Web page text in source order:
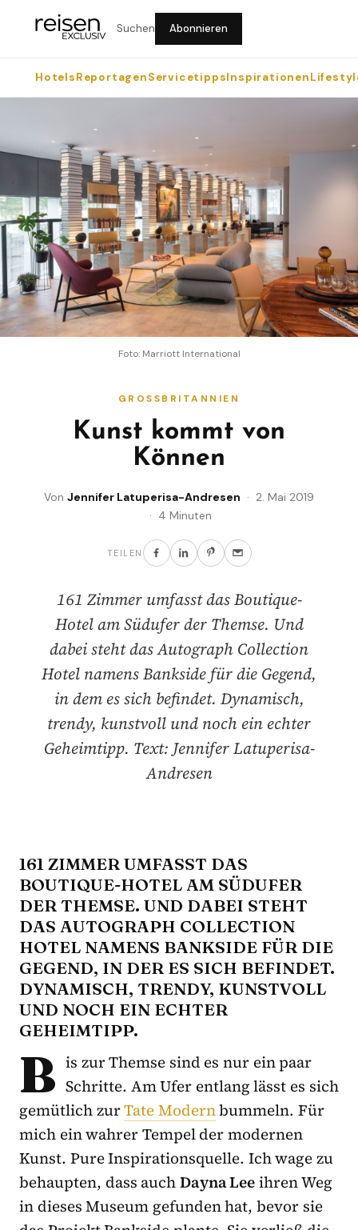
Suchen Abonnieren
HotelsReportagenServicetippsInspirationen
Foto: Marriott International
GROSSBRITANNIEN
Kunst kommt von
Können
Von Jennifer Latuperisa-Andresen · 2. Mai 2019
· 4 Minuten
TEILEN
161 Zimmer umfasst das Boutique-
Hotel am Südufer der Themse. Und
dabei steht das Autograph Collection
Hotel namens Bankside für die Gegend,
in dem es sich befindet. Dynamisch,
trendy, kunstvoll und noch ein echter
Geheimtipp. Text: Jennifer Latuperisa-
Andresen
161 ZIMMER UMFASST DAS
BOUTIQUE-HOTEL AM SÜDUFER
DER THEMSE. UND DABEI STEHT
DAS AUTOGRAPH COLLECTION
HOTEL NAMENS BANKSIDE FÜR DIE
GEGEND, IN DER ES SICH BEFINDET.
DYNAMISCH, TRENDY, KUNSTVOLL
UND NOCH EIN ECHTER
GEHEIMTIPP.
B is zur Themse sind es nur ein paar
Schritte. Am Ufer entlang lässt es sich
gemütlich zurTate Modernbummeln. Für
mich ein wahrer Tempel der modernen
Kunst. Pure Inspirationsquelle. Ich wage zu
behaupten, dass auchDayna Leeihren Weg
in dieses Museum gefunden hat, bevor sie